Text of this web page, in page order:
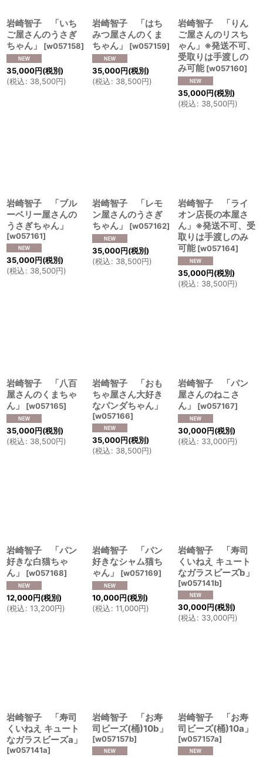
岩崎智子 「いち
ご屋さんのうさぎ
ちゃん」
[w057158]
35,000円(税別)
(税込: 38,500円)
岩崎智子 「はち
みつ屋さんのくま
ちゃん」
[w057159]
35,000円(税別)
(税込: 38,500円)
岩崎智子 「りん
ご屋さんのリスち
ゃん」※発送不可、
受取りは手渡しの
み可能 [w057160]
35,000円(税別)
(税込: 38,500円)
岩崎智子 「ブル
ーベリー屋さんの
うさぎちゃん」
[w057161]
35,000円(税別)
(税込: 38,500円)
岩崎智子 「レモ
ン屋さんのうさぎ
ちゃん」
[w057162]
35,000円(税別)
(税込: 38,500円)
岩崎智子 「ライ
オン店長の本屋さ
ん」※発送不可、受
取りは手渡しのみ
可能 [w057164]
35,000円(税別)
(税込: 38,500円)
岩崎智子 「八百
屋さんのくまちゃ
ん」
[w057165]
35,000円(税別)
(税込: 38,500円)
岩崎智子 「おも
ちゃ屋さん大好き
なパンダちゃん」
[w057166]
35,000円(税別)
(税込: 38,500円)
岩崎智子 「パン
屋さんのねこさ
ん」
[w057167]
30,000円(税別)
(税込: 33,000円)
岩崎智子 「パン
好きな白猫ちゃ
ん」
[w057168]
12,000円(税別)
(税込: 13,200円)
岩崎智子 「パン
好きなシャム猫ち
ゃん」
[w057169]
10,000円(税別)
(税込: 11,000円)
岩崎智子 「寿司
くいねえ キュート
なガラスビーズb」
[w057141b]
30,000円(税別)
(税込: 33,000円)
岩崎智子 「寿司
くいねえ キュート
なガラスビーズa」
[w057141a]
岩崎智子 「お寿
司ビーズ(桶)10b」
[w057157b]
岩崎智子 「お寿
司ビーズ(桶)10a」
[w057157a]